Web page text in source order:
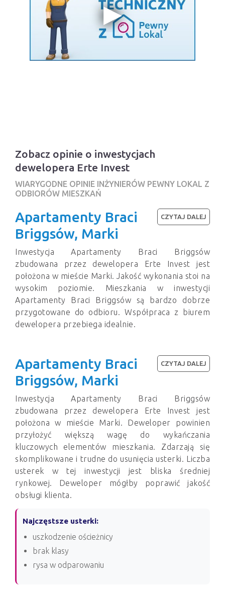
Zobacz opinie o inwestycjach
dewelopera Erte Invest
WIARYGODNE OPINIE INŻYNIERÓW PEWNY LOKAL Z
ODBIORÓW MIESZKAŃ
Apartamenty Braci
Briggsów, Marki
Inwestycja Apartamenty Braci Briggsów
zbudowana przez dewelopera Erte Invest jest
położona w mieście Marki. Jakość wykonania stoi na
wysokim poziomie. Mieszkania w inwestycji
Apartamenty Braci Briggsów są bardzo dobrze
przygotowane do odbioru. Współpraca z biurem
dewelopera przebiega idealnie.
CZYTAJ DALEJ
Apartamenty Braci
Briggsów, Marki
Inwestycja Apartamenty Braci Briggsów
zbudowana przez dewelopera Erte Invest jest
położona w mieście Marki. Deweloper powinien
przyłożyć większą wagę do wykańczania
kluczowych elementów mieszkania. Zdarzają się
skomplikowane i trudne do usunięcia usterki. Liczba
usterek w tej inwestycji jest bliska średniej
rynkowej. Deweloper mógłby poprawić jakość
obsługi klienta.
Najczęstsze usterki:
uszkodzenie ościeżnicy
brak klasy
rysa w odparowaniu
CZYTAJ DALEJ